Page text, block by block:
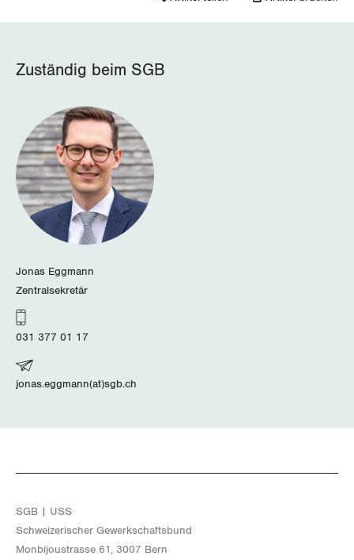
Tessin
Thurgau
Uri
Waadt
Wallis
Zuständig beim SGB
Jonas Eggmann
Zentralsekretär
031 377 01 17
jonas.eggmann(at)sgb.ch
SGB | USS
Schwei­ze­ri­scher Ge­werk­schafts­bund
Mon­bi­joustras­se 61, 3007 Bern